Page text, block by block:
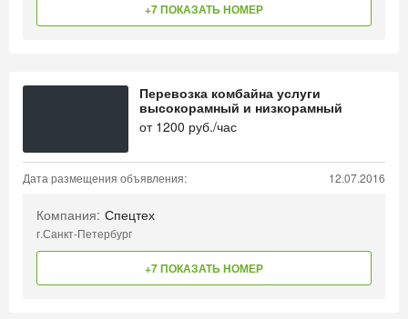
+7 ПОКАЗАТЬ НОМЕР
Перевозка комбайна услуги
высокорамный и низкорамный
от 1200 руб./час
Дата размещения объявления: 12.07.2016
Компания: Спецтех
г.Санкт-Петербург
+7 ПОКАЗАТЬ НОМЕР